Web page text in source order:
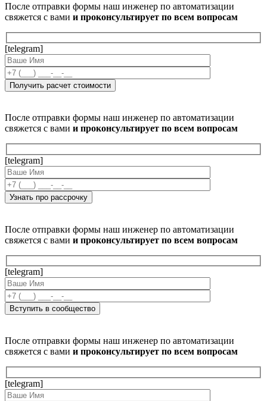
После отправки формы наш инженер по автоматизации
свяжется с вами и проконсультирует по всем вопросам
[telegram]
После отправки формы наш инженер по автоматизации
свяжется с вами и проконсультирует по всем вопросам
[telegram]
После отправки формы наш инженер по автоматизации
свяжется с вами и проконсультирует по всем вопросам
[telegram]
После отправки формы наш инженер по автоматизации
свяжется с вами и проконсультирует по всем вопросам
[telegram]